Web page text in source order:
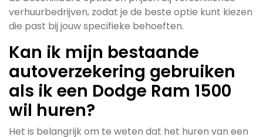
verhuurbedrijven, zodat je de beste optie kunt kiezen
die past bij jouw specifieke behoeften.
Kan ik mijn bestaande
autoverzekering gebruiken
als ik een Dodge Ram 1500
wil huren?
Het is belangrijk om te weten dat het huren van een